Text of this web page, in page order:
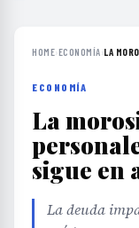
HOME›ECONOMÍA›LA
ECONOMÍA
La
sigue en
La deuda